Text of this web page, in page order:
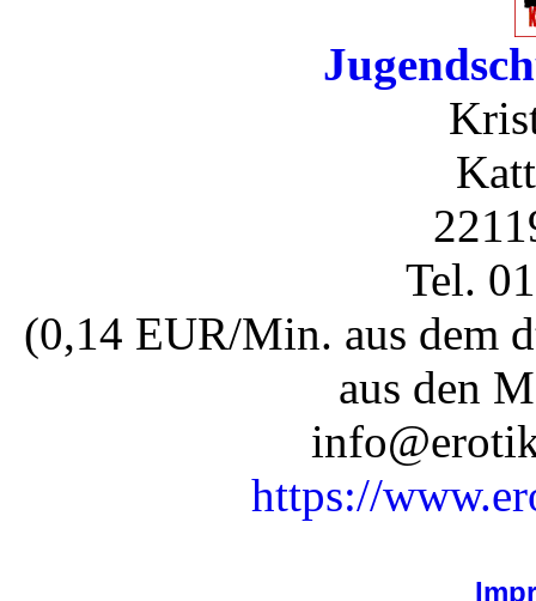
Tel.
(0,14 EUR/Min. aus dem
aus den
https://